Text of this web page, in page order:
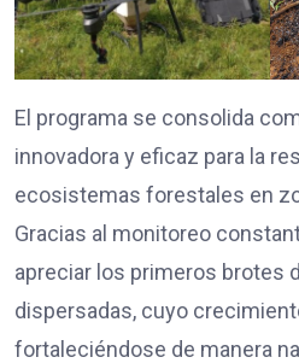
El programa se consolida
innovadora y eficaz para la
ecosistemas forestales en
Gracias al monitoreo
apreciar los primeros brotes
dispersadas, cuyo
fortaleciéndose de manera